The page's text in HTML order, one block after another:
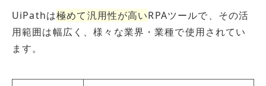
UiPathは極めて汎用性が高いRPAツールで、その活
用範囲は幅広く、様々な業界・業種で使用されてい
ます。